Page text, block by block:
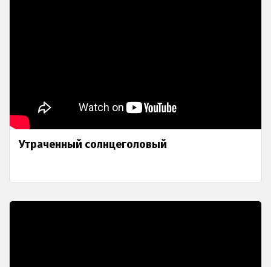
Утраченный солнцеголовый